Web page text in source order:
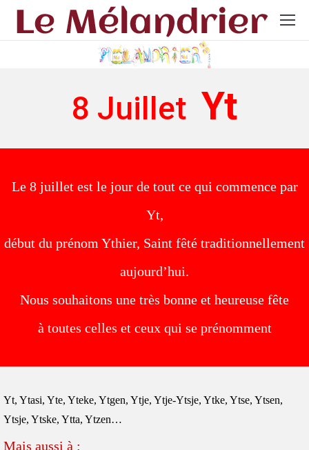
8 Juillet Yt
Le 8 juillet est le jour de tout ce qui commence par
Yt,
début du prénom Ythier, Saint fêté traditionnellement
aujourd’hui.
Nous souhaitons une très bonne et heureuse fête
à toutes celles et ceux qui se prénomment
Yt, Ytasi, Yte, Yteke, Ytgen, Ytje, Ytje-Ytsje, Ytke, Ytse, Ytsen,
Ytsje, Ytske, Ytta, Ytzen…
Mais aussi à :